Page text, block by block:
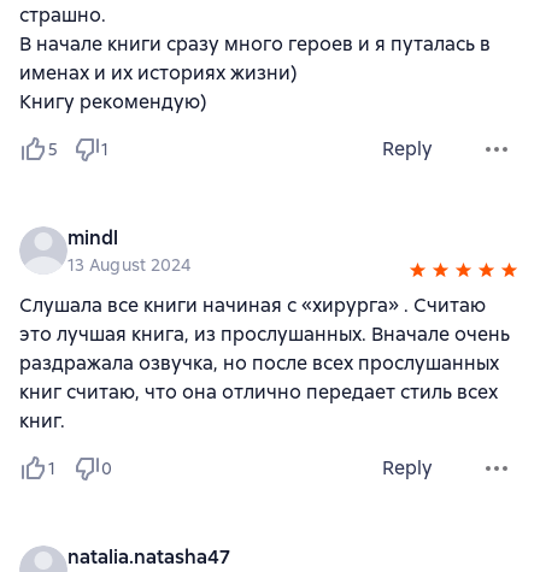
страшно.
В начале книги сразу много героев и я путалась в
именах и их историях жизни)
Книгу рекомендую)
5 1 Reply
mindl
13 August 2024
Слушала все книги начиная с «хирурга» . Считаю
это лучшая книга, из прослушанных. Вначале очень
раздражала озвучка, но после всех прослушанных
книг считаю, что она отлично передает стиль всех
книг.
1 0 Reply
natalia.natasha47